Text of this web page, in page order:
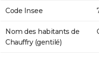
Code Insee
Nom des habitants de
Chauffry (gentilé)